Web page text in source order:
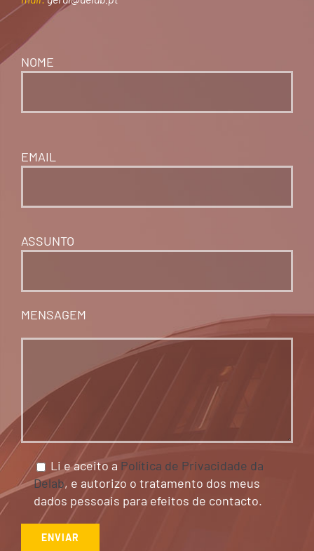
NOME
EMAIL
ASSUNTO
MENSAGEM
Li e aceito a Política de Privacidade da
Delab, e autorizo o tratamento dos meus
dados pessoais para efeitos de contacto.